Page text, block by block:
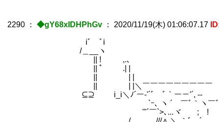
2290 ： ◆gY68xIDHPhGv ： 2020/11/19(木) 01:06:07.17
iﾞ￣ﾞi
/＿__ヽ
|| ! ,.､
|| ﾟ .| |￣￣￣￣￣￣￣￣￣
|| | |＼￣￣￣￣￣￣￣￣￣
⊆⊇ i_i＼ﾉ´ー-'´ﾞ￣ﾞ｀ー－'´, --
`ｰ､ ヽ ´ ￣ﾞ｀ヽ￣ﾞ
'"´￣`>､...ヾ ; !